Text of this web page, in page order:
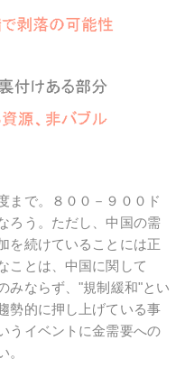
まで。８００－９００ド
ろう。ただし、中国の需
を続けていることには正
とは、中国に関して
みならず、"規制緩和"とい
勢的に押し上げている事
うイベントに金需要への
。